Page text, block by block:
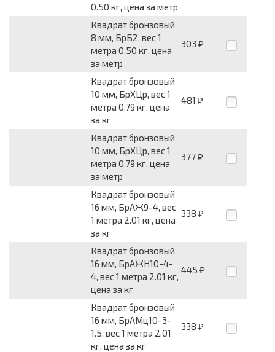
0.50 кг, цена за метр
Квадрат бронзовый
8 мм, БрБ2, вес 1
метра 0.50 кг, цена
за метр
303 ₽
Квадрат бронзовый
10 мм, БрХЦр, вес 1
метра 0.79 кг, цена
за кг
481 ₽
Квадрат бронзовый
10 мм, БрХЦр, вес 1
метра 0.79 кг, цена
за метр
377 ₽
Квадрат бронзовый
16 мм, БрАЖ9-4, вес
1 метра 2.01 кг, цена
за кг
338 ₽
Квадрат бронзовый
16 мм, БрАЖН10-4-
4, вес 1 метра 2.01 кг,
цена за кг
445 ₽
Квадрат бронзовый
16 мм, БрАМц10-3-
1.5, вес 1 метра 2.01
кг, цена за кг
338 ₽